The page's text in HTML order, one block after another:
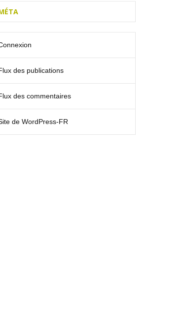
des publications
des commentaires
de WordPress-FR